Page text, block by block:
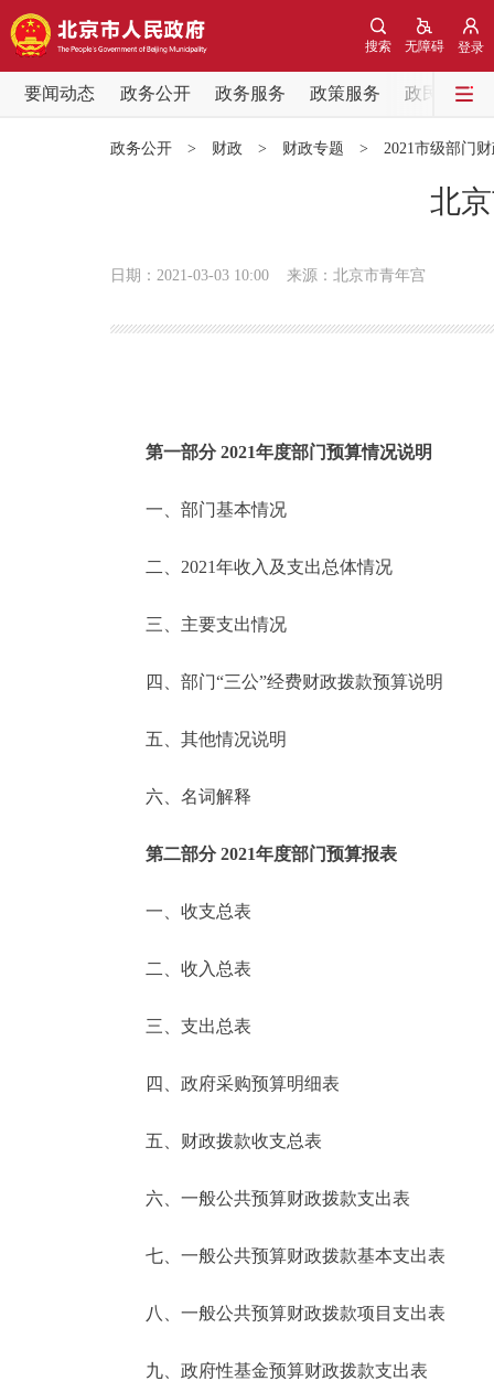
登录
无障碍
搜索
要闻动态 政务公开 政务服务 政策服务
政民互动
便民服务
中介服务
政民互动
12345网上接诉即办
参与调查
走进北京
北京概况
绿色北京
ENGLISH
政务公开 > 财政 > 财政专题 > 2021市级部门
北
日期：2021-03-03 10:00 来源：北京市青年宫
第一部分 2021年度部门预算情况说明
一、部门基本情况
二、2021年收入及支出总体情况
三、主要支出情况
四、部门“三公”经费财政拨款预算说明
五、其他情况说明
六、名词解释
第二部分 2021年度部门预算报表
一、收支总表
二、收入总表
三、支出总表
四、政府采购预算明细表
五、财政拨款收支总表
六、一般公共预算财政拨款支出表
七、一般公共预算财政拨款基本支出表
八、一般公共预算财政拨款项目支出表
九、政府性基金预算财政拨款支出表